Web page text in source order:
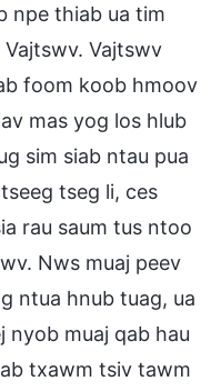
npe thiab ua tim
Vajtswv
foom koob hmoov
mas yog los hlub
sim siab ntau pua
tseg li, ces
rau saum tus ntoo
Nws muaj peev
ntua hnub tuag, ua
nyob muaj qab hau
txawm tsiv tawm